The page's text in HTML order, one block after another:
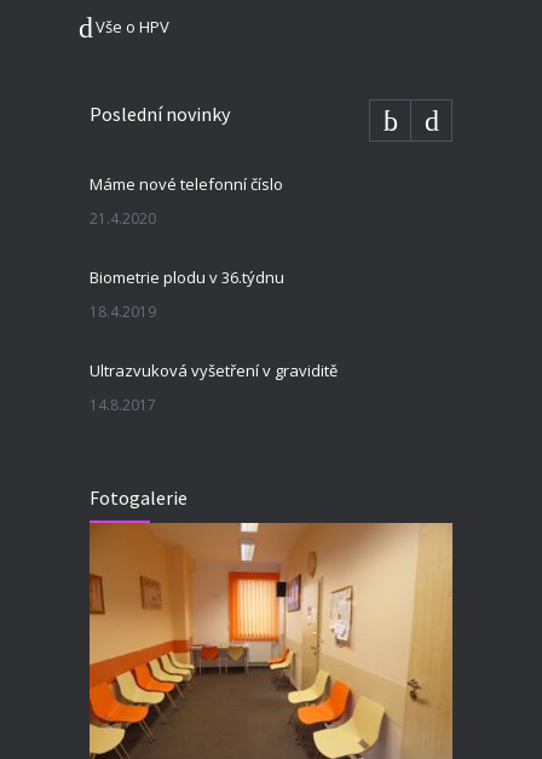
Vše o HPV
Poslední novinky
Máme nové telefonní číslo
21.4.2020
Biometrie plodu v 36.týdnu
18.4.2019
Ultrazvuková vyšetření v graviditě
14.8.2017
Fotogalerie